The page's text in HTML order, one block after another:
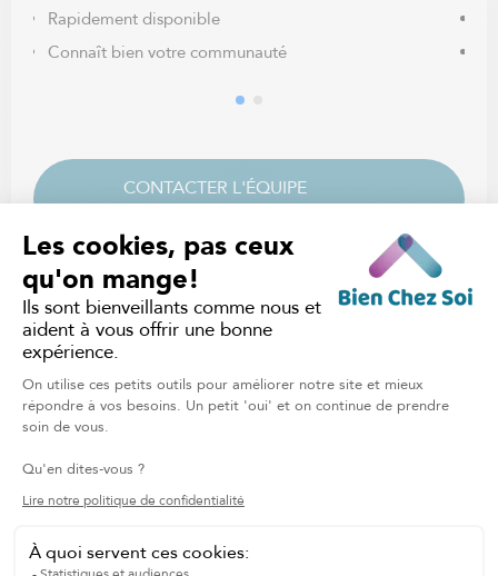
Rapidement disponible
Connaît bien votre communauté
CONTACTER L'ÉQUIPE
LOCALE
PLAN
D'ACCOMPAGNEMENT
SUR MESURE
Contactez votre succursale locale pour évaluer vos
d'accompagnement personnalisé.